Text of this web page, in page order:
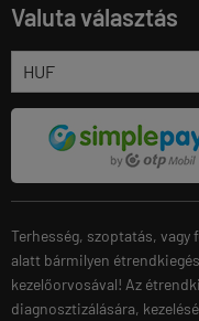
Valuta választás
Terhesség, szoptatás, vagy
alatt bármilyen
kezelőorvosával! Az
diagnosztizálására,